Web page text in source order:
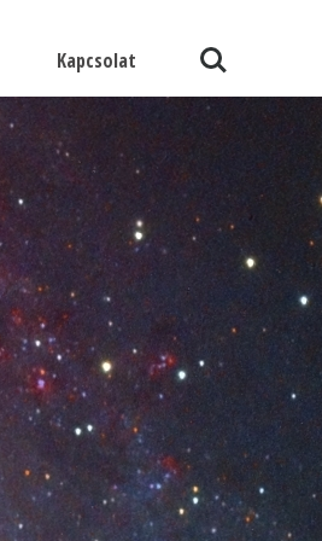
Kapcsolat
Search